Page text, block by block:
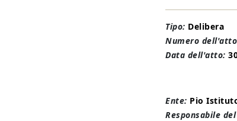
Tipo: Delibera
Numero
Data dell'atto:
Ente: Pio
Responsabile